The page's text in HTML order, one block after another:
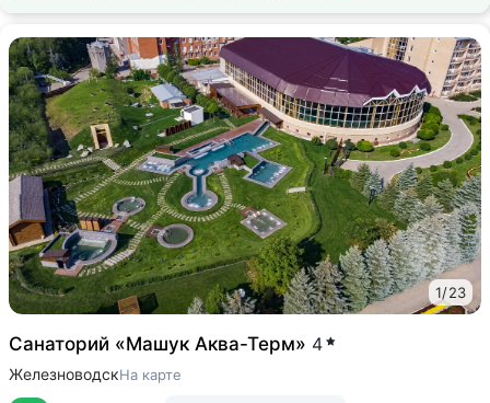
1/23
Санаторий «Машук Аква-Терм» 4
ЖелезноводскНа карте